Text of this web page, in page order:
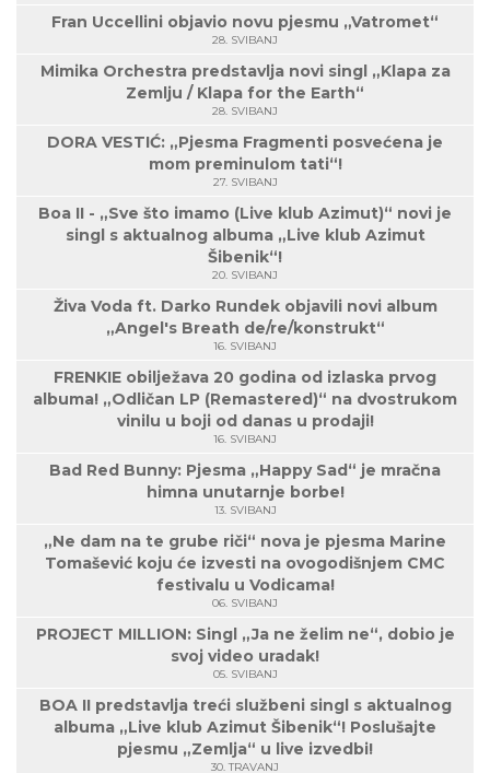
Fran Uccellini objavio novu pjesmu „Vatromet“
28. SVIBANJ
Mimika Orchestra predstavlja novi singl „Klapa za
Zemlju / Klapa for the Earth“
28. SVIBANJ
DORA VESTIĆ: „Pjesma Fragmenti posvećena je
mom preminulom tati“!
27. SVIBANJ
Boa II - „Sve što imamo (Live klub Azimut)“ novi je
singl s aktualnog albuma „Live klub Azimut
Šibenik“!
20. SVIBANJ
Živa Voda ft. Darko Rundek objavili novi album
„Angel's Breath de/re/konstrukt“
16. SVIBANJ
FRENKIE obilježava 20 godina od izlaska prvog
albuma! „Odličan LP (Remastered)“ na dvostrukom
vinilu u boji od danas u prodaji!
16. SVIBANJ
Bad Red Bunny: Pjesma „Happy Sad“ je mračna
himna unutarnje borbe!
13. SVIBANJ
„Ne dam na te grube riči“ nova je pjesma Marine
Tomašević koju će izvesti na ovogodišnjem CMC
festivalu u Vodicama!
06. SVIBANJ
PROJECT MILLION: Singl „Ja ne želim ne“, dobio je
svoj video uradak!
05. SVIBANJ
BOA II predstavlja treći službeni singl s aktualnog
albuma „Live klub Azimut Šibenik“! Poslušajte
pjesmu „Zemlja“ u live izvedbi!
30. TRAVANJ